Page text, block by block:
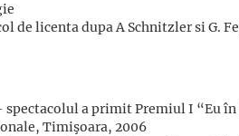
de licenta dupa A Schnitzler si G.
a primit Premiul I “Eu în
Timişoara, 2006